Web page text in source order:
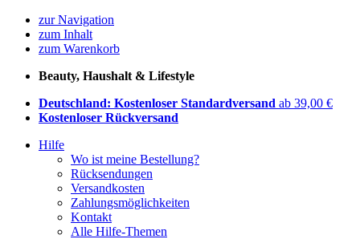
zur Navigation
zum Inhalt
zum Warenkorb
Beauty, Haushalt & Lifestyle
Deutschland: Kostenloser Standardversand ab 39,00 €
Kostenloser Rückversand
Hilfe
Wo ist meine Bestellung?
Rücksendungen
Versandkosten
Zahlungsmöglichkeiten
Kontakt
Alle Hilfe-Themen